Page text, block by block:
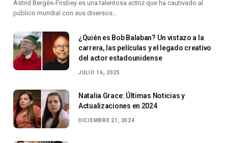
Àstrid Bergès-Frisbey es una talentosa actriz que ha cautivado al
público mundial con sus diversos…
¿Quién es Bob Balaban? Un vistazo a la
carrera, las películas y el legado creativo
del actor estadounidense
JULIO 16, 2025
Natalia Grace: Últimas Noticias y
Actualizaciones en 2024
DICIEMBRE 21, 2024